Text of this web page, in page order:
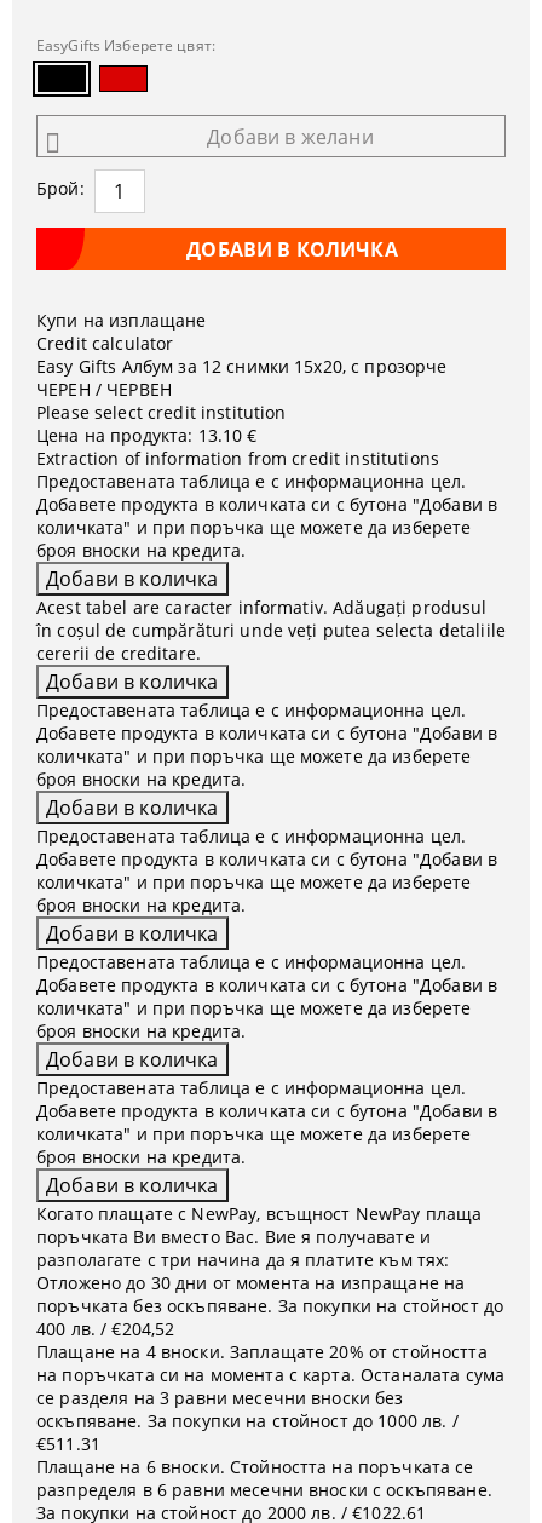
EasyGifts Изберете цвят:
Добави в желани
Брой:
Купи на изплащане
Credit calculator
Easy Gifts Албум за 12 снимки 15x20, с прозорче
ЧЕРЕН / ЧЕРВЕН
Please select credit institution
Цена на продукта: 13.10 €
Extraction of information from credit institutions
Предоставената таблица е с информационна цел.
Добавете продукта в количката си с бутона "Добави в
количката" и при поръчка ще можете да изберете
броя вноски на кредита.
Acest tabel are caracter informativ. Adăugați produsul
în coșul de cumpărături unde veți putea selecta detaliile
cererii de creditare.
Предоставената таблица е с информационна цел.
Добавете продукта в количката си с бутона "Добави в
количката" и при поръчка ще можете да изберете
броя вноски на кредита.
Предоставената таблица е с информационна цел.
Добавете продукта в количката си с бутона "Добави в
количката" и при поръчка ще можете да изберете
броя вноски на кредита.
Предоставената таблица е с информационна цел.
Добавете продукта в количката си с бутона "Добави в
количката" и при поръчка ще можете да изберете
броя вноски на кредита.
Предоставената таблица е с информационна цел.
Добавете продукта в количката си с бутона "Добави в
количката" и при поръчка ще можете да изберете
броя вноски на кредита.
Когато плащате с NewPay, всъщност NewPay плаща
поръчката Ви вместо Вас. Вие я получавате и
разполагате с три начина да я платите към тях:
Отложено до 30 дни от момента на изпращане на
поръчката без оскъпяване. За покупки на стойност до
400 лв. / €204,52
Плащане на 4 вноски. Заплащате 20% от стойността
на поръчката си на момента с карта. Останалата сума
се разделя на 3 равни месечни вноски без
оскъпяване. За покупки на стойност до 1000 лв. /
€511.31
Плащане на 6 вноски. Стойността на поръчката се
разпределя в 6 равни месечни вноски с оскъпяване.
За покупки на стойност до 2000 лв. / €1022.61